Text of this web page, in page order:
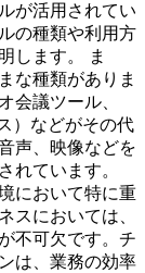
が活用されてい
の種類や利用方
します。 ま
な種類がありま
会議ツール、
）などがその代
声、映像などを
れています。
において特に重
スにおいては、
不可欠です。チ
は、業務の効率